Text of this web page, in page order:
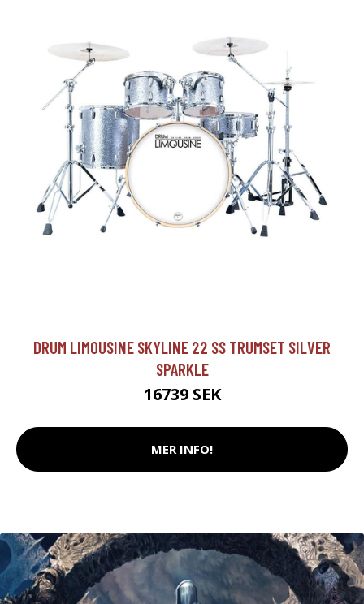
DRUM LIMOUSINE SKYLINE 22 SS TRUMSET SILVER
SPARKLE
16739 SEK
MER INFO!